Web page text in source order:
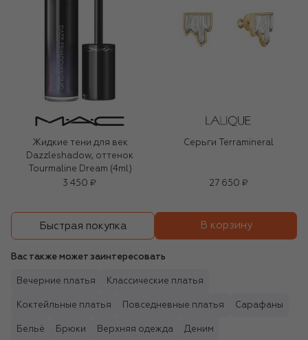
Жидкие тени для век
Dazzleshadow, оттенок
Tourmaline Dream (4ml)
3 450 ₽
Серьги Terramineral
27 650 ₽
Быстрая покупка В корзину
Вас также может заинтересовать
Вечерние платья Классические платья
Коктейльные платья Повседневные платья Сарафаны
Бельё Брюки Верхняя одежда Деним